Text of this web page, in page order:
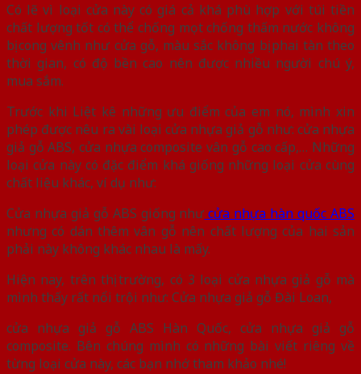
Có lẽ vì loại cửa này có giá cả khá phù hợp với túi tiền
chất lượng tốt có thể chống mọt chống thấm nước không
bị cong vênh như cửa gỗ, màu sắc không bị phai tàn theo
thời gian, có độ bền cao nên được nhiều người chú ý,
mua sắm.
Trước khi Liệt kê những ưu điểm của em nó, mình xin
phép được nêu ra vài loại cửa nhựa giả gỗ như: cửa nhựa
giả gỗ ABS, cửa nhựa composite vân gỗ cao cấp,… Những
loại cửa này có đặc điểm khá giống những loại cửa cùng
chất liệu khác, ví dụ như:
Cửa nhựa giả gỗ ABS giống như cửa nhựa hàn quốc ABS
nhưng có dán thêm vân gỗ nên chất lượng của hai sản
phải này không khác nhau là mấy.
Hiện nay, trên thị trường, có 3 loại cửa nhựa giả gỗ mà
mình thấy rất nổi trội như: Cửa nhựa giả gỗ Đài Loan,
cửa nhựa giả gỗ ABS Hàn Quốc, cửa nhựa giả gỗ
composite. Bên chúng mình có những bài viết riêng về
từng loại cửa này, các bạn nhớ tham khảo nhé!